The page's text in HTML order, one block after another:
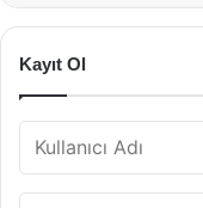
Kayıt Ol